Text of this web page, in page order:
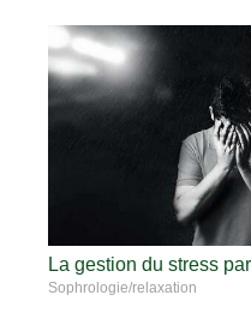
La gestion du stress
Sophrologie/relaxation